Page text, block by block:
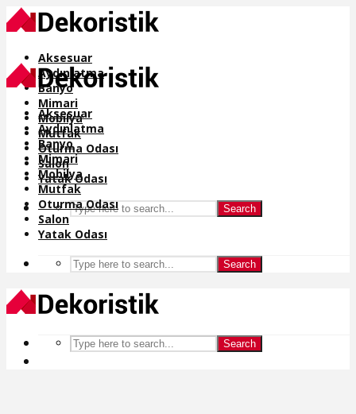
Aksesuar
Aydınlatma
Banyo
Mimari
Mobilya
Mutfak
Oturma Odası
Salon
Yatak Odası
Search
Aksesuar
Aydınlatma
Banyo
Mimari
Mobilya
Mutfak
Oturma Odası
Salon
Yatak Odası
Search
Search